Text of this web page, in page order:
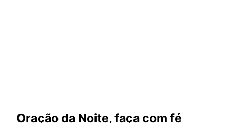
Oração da Noite, faça com fé